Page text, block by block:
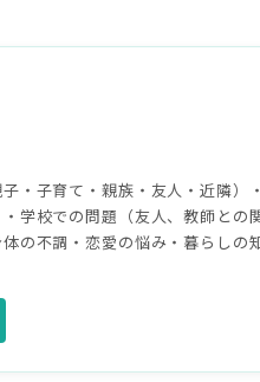
・子育て・親族・友人・近隣）・
学校での問題（友人、教師との
の不調・恋愛の悩み・暮らしの